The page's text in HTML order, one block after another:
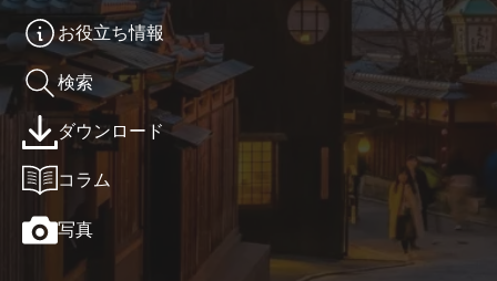
お役立ち情報
検索
ダウンロード
コラム
写真